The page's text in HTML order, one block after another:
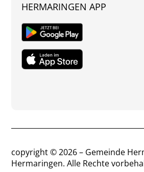
HERMARINGEN APP
copyright © 2026 – Gemeinde
Hermaringen. Alle Rechte